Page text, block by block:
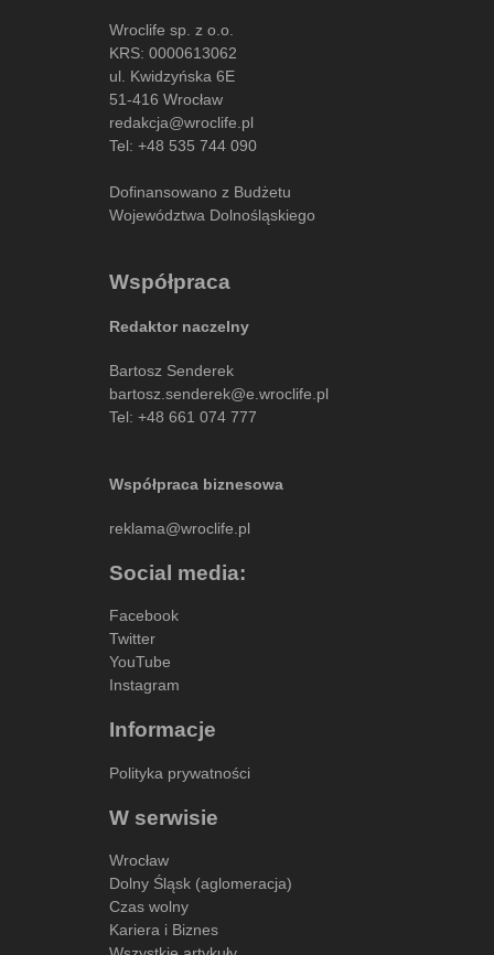
Wroclife sp. z o.o.
KRS: 0000613062
ul. Kwidzyńska 6E
51-416 Wrocław
redakcja@wroclife.pl
Tel: +48 535 744 090
Dofinansowano z Budżetu
Województwa Dolnośląskiego
Współpraca
Redaktor naczelny
Bartosz Senderek
bartosz.senderek@e.wroclife.pl
Tel: +48 661 074 777
Współpraca biznesowa
reklama@wroclife.pl
Social media:
Facebook
Twitter
YouTube
Instagram
Informacje
Polityka prywatności
W serwisie
Wrocław
Dolny Śląsk (aglomeracja)
Czas wolny
Kariera i Biznes